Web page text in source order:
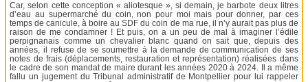
Car, selon cette conception « aliotesque », si demain, je barbote deux litres
d’eau au supermarché du coin, non pour moi mais pour donner, par ces
temps de canicule, à boire au SDF du coin de ma rue, il n’y aurait pas plus de
raison de me condamner ! Et puis, on a un peu de mal à imaginer l’édile
perpignanais comme un chevalier blanc quand on sait que, depuis des
années, il refuse de se soumettre à la demande de communication de ses
notes de frais (déplacements, restauration et représentation) réalisées dans
le cadre de son mandat de maire durant les années 2020 à 2024. Il a même
fallu un jugement du Tribunal administratif de Montpellier pour lui rappeler